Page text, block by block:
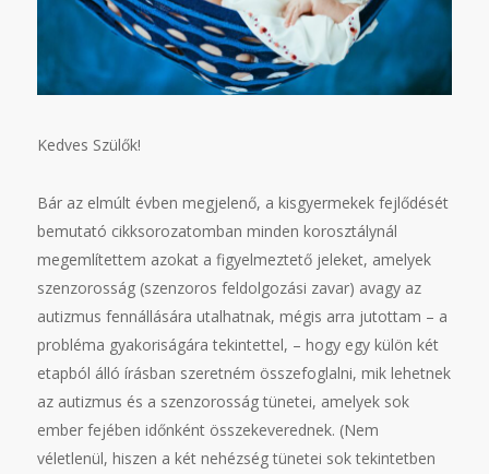
Kedves Szülők!
Bár az elmúlt évben megjelenő, a kisgyermekek fejlődését
bemutató cikksorozatomban minden korosztálynál
megemlítettem azokat a figyelmeztető jeleket, amelyek
szenzorosság (szenzoros feldolgozási zavar) avagy az
autizmus fennállására utalhatnak, mégis arra jutottam – a
probléma gyakoriságára tekintettel, – hogy egy külön két
etapból álló írásban szeretném összefoglalni, mik lehetnek
az autizmus és a szenzorosság tünetei, amelyek sok
ember fejében időnként összekeverednek. (Nem
véletlenül, hiszen a két nehézség tünetei sok tekintetben